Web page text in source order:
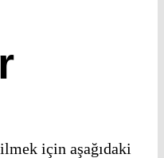
için aşağıdaki